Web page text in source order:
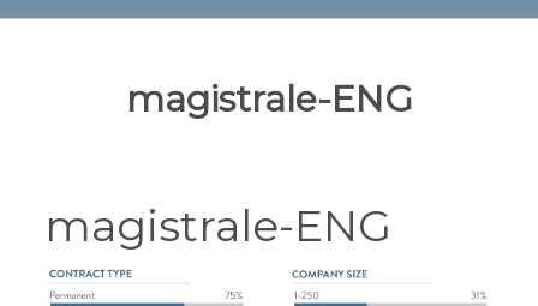
magistrale-ENG
magistrale-ENG